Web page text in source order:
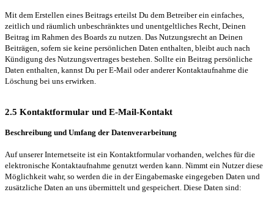
Mit dem Erstellen eines Beitrags erteilst Du dem Betreiber ein einfaches,
zeitlich und räumlich unbeschränktes und unentgeltliches Recht, Deinen
Beitrag im Rahmen des Boards zu nutzen. Das Nutzungsrecht an Deinen
Beiträgen, sofern sie keine persönlichen Daten enthalten, bleibt auch nach
Kündigung des Nutzungsvertrages bestehen. Sollte ein Beitrag persönliche
Daten enthalten, kannst Du per E-Mail oder anderer Kontaktaufnahme die
Löschung bei uns erwirken.
2.5 Kontaktformular und E-Mail-Kontakt
Beschreibung und Umfang der Datenverarbeitung
Auf unserer Internetseite ist ein Kontaktformular vorhanden, welches für die
elektronische Kontaktaufnahme genutzt werden kann. Nimmt ein Nutzer diese
Möglichkeit wahr, so werden die in der Eingabemaske eingegeben Daten und
zusätzliche Daten an uns übermittelt und gespeichert. Diese Daten sind: